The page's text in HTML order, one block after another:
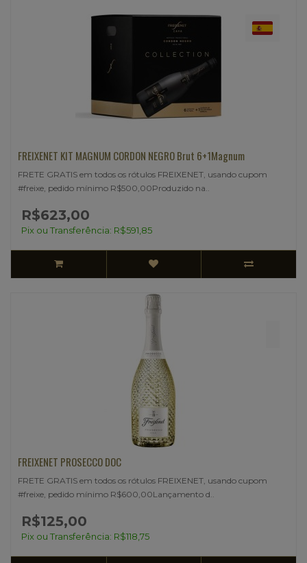
FREIXENET KIT MAGNUM CORDON NEGRO Brut 6+1Magnum
FRETE GRATIS em todos os rótulos FREIXENET, usando cupom
#freixe, pedido mínimo R$500,00Produzido na..
R$623,00
Pix ou Transferência: R$591,85
FREIXENET PROSECCO DOC
FRETE GRATIS em todos os rótulos FREIXENET, usando cupom
#freixe, pedido mínimo R$600,00Lançamento d..
R$125,00
Pix ou Transferência: R$118,75